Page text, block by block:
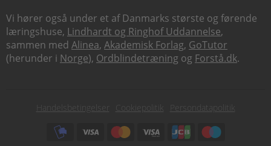
Vi hører også under et af Danmarks største og førende
læringshuse, Lindhardt og Ringhof Uddannelse,
sammen med Alinea, Akademisk Forlag, GoTutor
(herunder i Norge), Ordblindetræning og Forstå.dk.
Subfooter
Handelsbetingelser Cookiepolitik
Persondatapolitik
Subfooter
payment